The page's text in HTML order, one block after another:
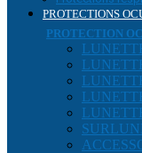
PROTECTIONS
PROTECTION